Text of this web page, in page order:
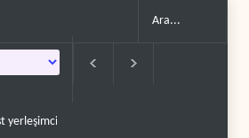
yerleşimcilere destek itiraf..